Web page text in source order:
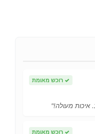
✓ רוכש מאומת
איכות מעולה!"
✓ רוכש מאומת